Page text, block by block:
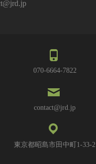
070-6664-7822
contact@jrd.jp
東京都昭島市田中町1-33-2